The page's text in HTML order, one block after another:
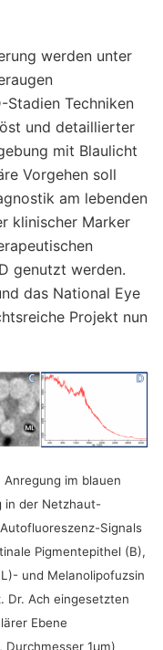
werden unter
Stadien Techniken
und detaillierter
mit Blaulicht
Vorgehen soll
am lebenden
klinischer Marker
genutzt werden.
das National Eye
Projekt nun
im blauen
in der Netzhaut-
Signals
Pigmentepithel (B),
und Melanolipofuzsin
Dr. Ach eingesetzten
Ebene
Durchmesser 1µm)